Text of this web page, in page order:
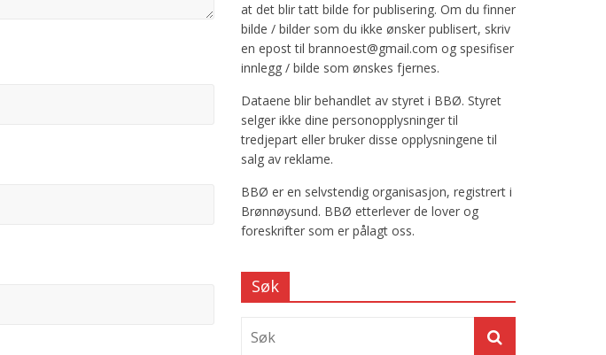
at det blir tatt bilde for publisering. Om du finner
bilde / bilder som du ikke ønsker publisert, skriv
en epost til brannoest@gmail.com og spesifiser
innlegg / bilde som ønskes fjernes.
Dataene blir behandlet av styret i BBØ. Styret
selger ikke dine personopplysninger til
tredjepart eller bruker disse opplysningene til
salg av reklame.
BBØ er en selvstendig organisasjon, registrert i
Brønnøysund. BBØ etterlever de lover og
foreskrifter som er pålagt oss.
Søk